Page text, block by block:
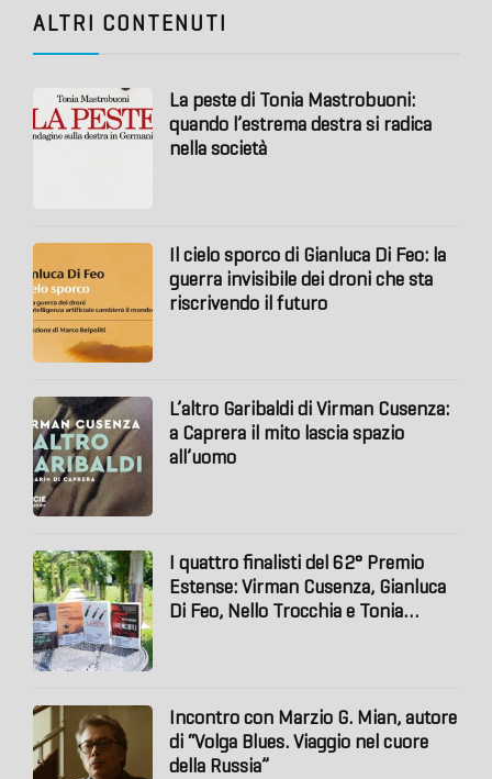
ALTRI CONTENUTI
La peste di Tonia Mastrobuoni:
quando l’estrema destra si radica
nella società
Il cielo sporco di Gianluca Di Feo: la
guerra invisibile dei droni che sta
riscrivendo il futuro
L’altro Garibaldi di Virman Cusenza:
a Caprera il mito lascia spazio
all’uomo
I quattro finalisti del 62° Premio
Estense: Virman Cusenza, Gianluca
Di Feo, Nello Trocchia e Tonia
Incontro con Marzio G. Mian, autore
di “Volga Blues. Viaggio nel cuore
della Russia”